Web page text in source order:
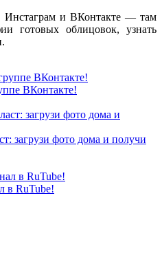
Инстаграм и ВКонтакте — там
готовых облицовок, узнать
ВКонтакте!
загрузи фото дома и получи
в RuTube!